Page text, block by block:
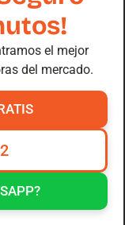
el mejor
del mercado.